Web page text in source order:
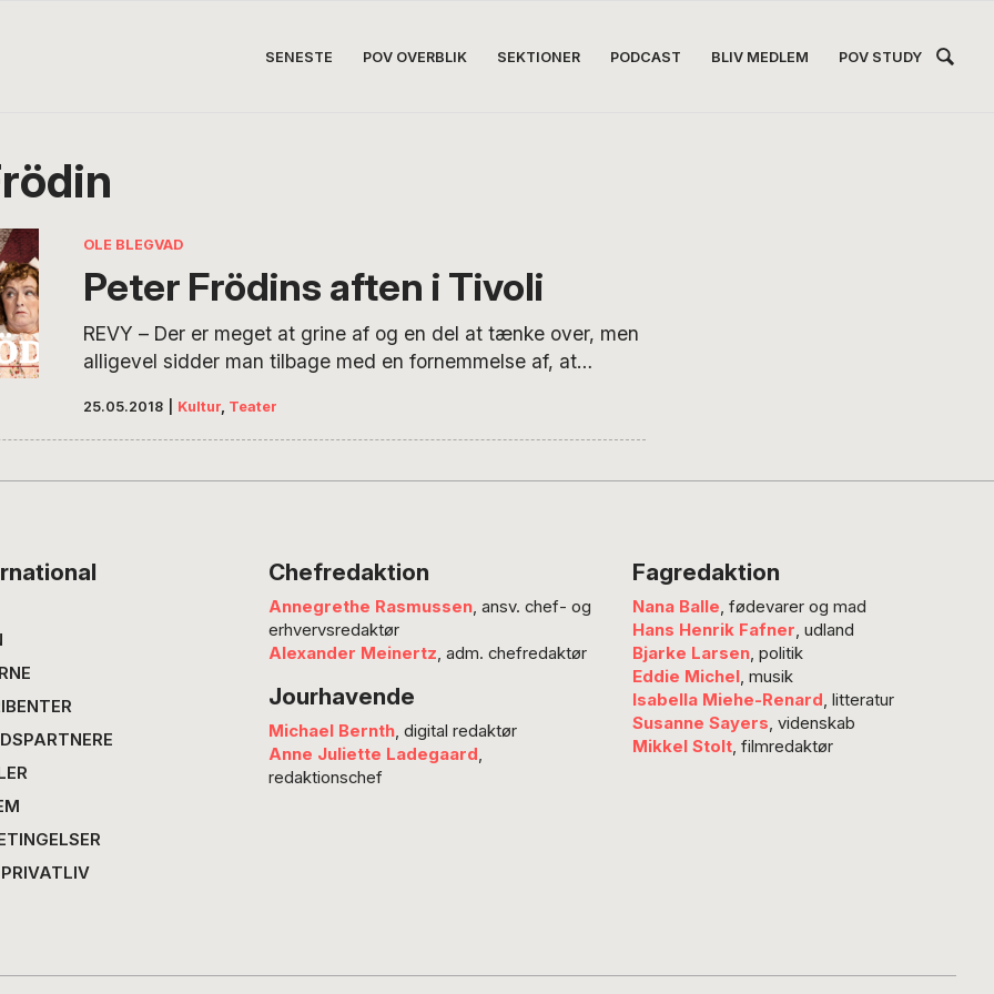
SENESTE POV OVERBLIK SEKTIONER PODCAST BLIV MEDLEM POV STUDY
OLE BLEGVAD
Peter Frödins aften i Tivoli
REVY – Der er meget at grine af og en del at tænke over, men
alligevel sidder man tilbage med en fornemmelse af, at
mange gentagelser og, at der er lidt for langt mellem
snapserne. POV’s Ole Blegvad giver fire stjerner især fordi
25.05.2018 Kultur, Teater
Chefredaktion
Annegrethe Rasmussen, ansv. chef- og
erhvervsredaktør
Alexander Meinertz, adm. chefredaktør
Jourhavende
Michael Bernth, digital redaktør
Anne Juliette Ladegaard,
redaktionschef
Fagredaktion
Nana Balle, fødevarer og mad
Hans Henrik Fafner, udland
Bjarke Larsen, politik
Eddie Michel, musik
Isabella Miehe-Renard, litteratur
Susanne Sayers, videnskab
Mikkel Stolt, filmredaktør